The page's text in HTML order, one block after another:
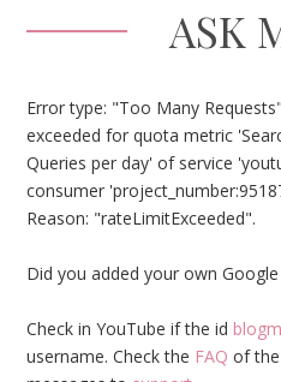
ASK
Error type: "Too Many
exceeded for quota metric
Queries per day' of service
consumer
Reason: "rateLimitExceeded".
Did you added your own
Check in YouTube if the id
username. Check the FAQ of